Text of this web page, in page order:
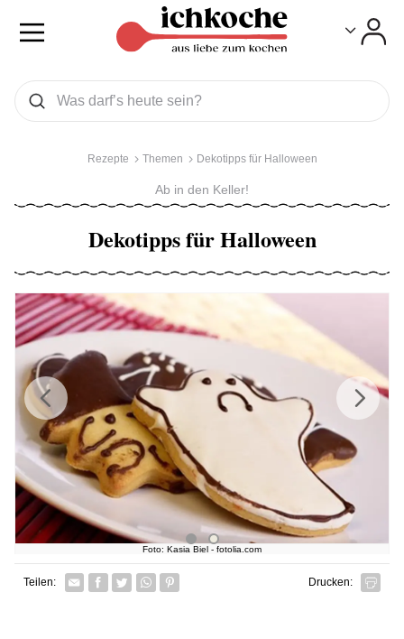
Was wollen Sie suchen
Suchen
Rezepte Themen Dekotipps für Halloween
Ab in den Keller!
Dekotipps für Halloween
Foto: Kasia Biel - fotolia.com
Next
Previous
Teilen: Facebook
TwitterWhatsapp senden
Pin it Drucken: